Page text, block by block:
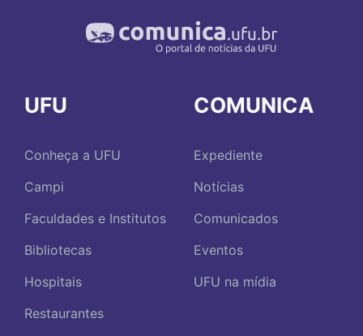
UFU
Conheça a UFU
Campi
Faculdades e Institutos
Bibliotecas
Hospitais
Restaurantes
COMUNICA
Expediente
Notícias
Comunicados
Eventos
UFU na mídia